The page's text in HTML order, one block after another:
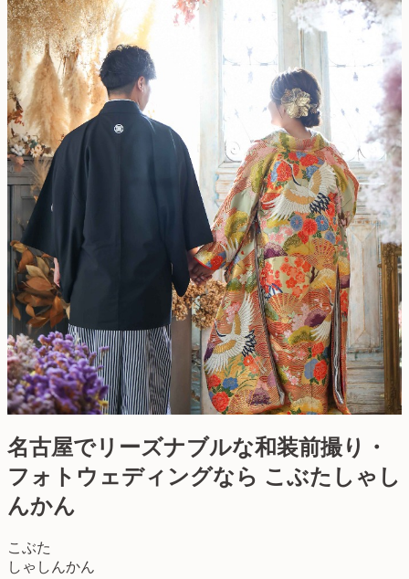
名古屋でリーズナブルな和装前撮り・
フォトウェディングなら こぶたしゃし
んかん
こぶた
しゃしんかん